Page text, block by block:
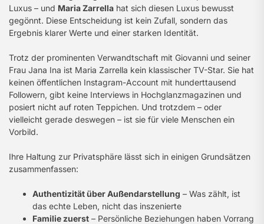
Luxus – und Maria Zarrella hat sich diesen Luxus bewusst
gegönnt. Diese Entscheidung ist kein Zufall, sondern das
Ergebnis klarer Werte und einer starken Identität.
Trotz der prominenten Verwandtschaft mit Giovanni und seiner
Frau Jana Ina ist Maria Zarrella kein klassischer TV-Star. Sie hat
keinen öffentlichen Instagram-Account mit hunderttausend
Followern, gibt keine Interviews in Hochglanzmagazinen und
posiert nicht auf roten Teppichen. Und trotzdem – oder
vielleicht gerade deswegen – ist sie für viele Menschen ein
Vorbild.
Ihre Haltung zur Privatsphäre lässt sich in einigen Grundsätzen
zusammenfassen:
Authentizität über Außendarstellung – Was zählt, ist
das echte Leben, nicht das inszenierte
Familie zuerst – Persönliche Beziehungen haben Vorrang